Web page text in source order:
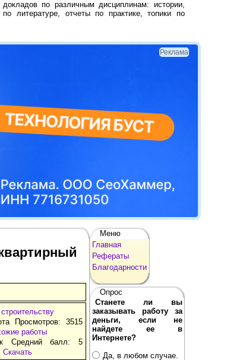
по различным дисциплинам: истории,
литературе, отчеты по практике, топики по
Реклама
Просмотров: 3515
работы
Средний балл: 5
Скачать
Меню
Главная
Рефераты
Благодарности
Опрос
Станете ли вы
заказывать работу за
деньги, если не
найдете ее в
Интернете?
Да, в любом случае.